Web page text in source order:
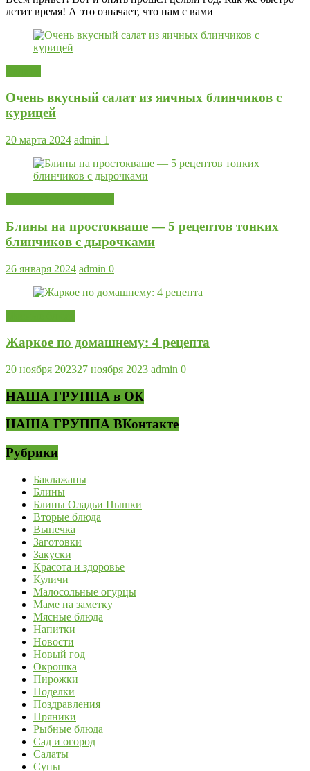
летит время! А это означает, что нам с вами
Очень вкусный салат из яичных блинчиков с
курицей
20 марта 2024 admin 1
Блины на простокваше — 5 рецептов тонких
блинчиков с дырочками
26 января 2024 admin 0
Жаркое по домашнему: 4 рецепта
20 ноября 202327 ноября 2023 admin 0
НАША ГРУППА в ОК
НАША ГРУППА ВКонтакте
Рубрики
Баклажаны
Блины
Блины Оладьи Пышки
Вторые блюда
Выпечка
Заготовки
Закуски
Красота и здоровье
Куличи
Малосольные огурцы
Маме на заметку
Мясные блюда
Напитки
Новости
Новый год
Окрошка
Пирожки
Поделки
Поздравления
Пряники
Рыбные блюда
Сад и огород
Салаты
Супы